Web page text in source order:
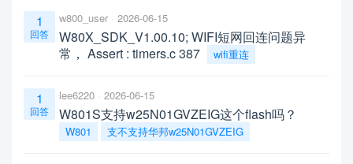
1
回答
w800_user 2026-06-15
W80X_SDK_V1.00.10; WIFI短网回连问题异
常， Assert : timers.c 387
wifi重连
1
回答
lee6220 2026-06-15
W801S支持w25N01GVZEIG这个flash吗？
W801 支不支持华邦w25N01GVZEIG